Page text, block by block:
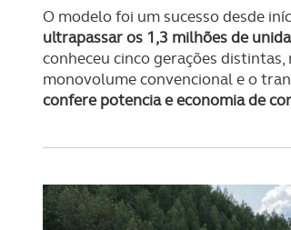
O modelo foi um sucesso desde
ultrapassar os 1,3 milhões de
conheceu cinco gerações
monovolume convencional e o
confere potencia e economia de